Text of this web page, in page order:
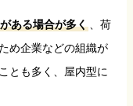
ある場合が多く
、荷
め企業などの組織が
とも多く、屋内型に